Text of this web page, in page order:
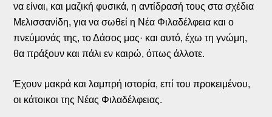
να είναι, και μαζική φυσικά, η αντίδρασή τους στα σχέδια
Μελισσανίδη, για να σωθεί η Νέα Φιλαδέλφεια και ο
πνεύμονάς της, το Δάσος μας· και αυτό, έχω τη γνώμη,
θα πράξουν και πάλι εν καιρώ, όπως άλλοτε.
Έχουν μακρά και λαμπρή ιστορία, επί του προκειμένου,
οι κάτοικοι της Νέας Φιλαδέλφειας.